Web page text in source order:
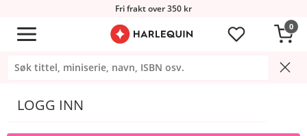
Fri frakt over 350 kr
0
LOGG INN